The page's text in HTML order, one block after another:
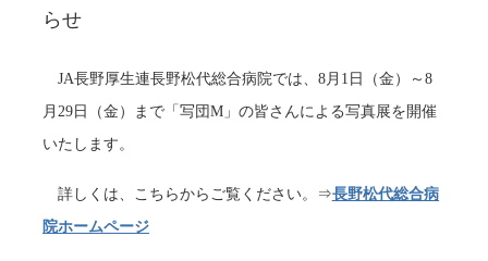
らせ
JA長野厚生連長野松代総合病院では、8月1日（金）～8
月29日（金）まで「写団M」の皆さんによる写真展を開催
いたします。
詳しくは、こちらからご覧ください。⇒長野松代総合病
院ホームページ